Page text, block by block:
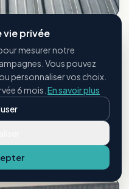
vie privée
mesurer notre
Vous pouvez
personnaliser vos choix.
6 mois. En savoir plus